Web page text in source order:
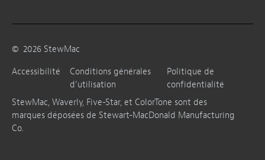
© 2026 StewMac
Accessibilité
Conditions générales
d’utilisation
Politique de
confidentialité
StewMac, Waverly, Five-Star, et ColorTone sont des
marques déposées de Stewart-MacDonald Manufacturing
Co.